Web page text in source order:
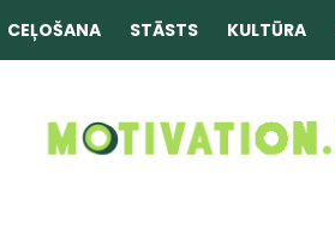
CEĻOŠANA STĀSTS KULTŪRA